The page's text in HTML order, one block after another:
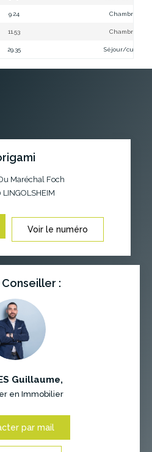
9.24 Chambre 2
11.53 Chambre 3
29.35 Séjour/cuisine
Maréchal Foch
LINGOLSHEIM
Voir le numéro
:
Guillaume,
en Immobilier
par mail